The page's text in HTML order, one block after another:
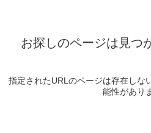
お探しのページは見つ
指定されたURLのページは存在しな
能性があり